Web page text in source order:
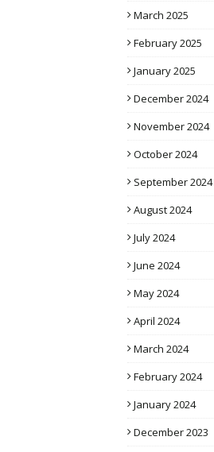
March 2025
February 2025
January 2025
December 2024
November 2024
October 2024
September 2024
August 2024
July 2024
June 2024
May 2024
April 2024
March 2024
February 2024
January 2024
December 2023